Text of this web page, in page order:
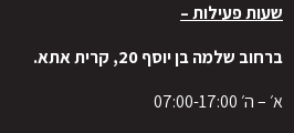
שעות פעילות –
ברחוב שלמה בן יוסף 20, קרית אתא.
א׳ – ה׳ 07:00-17:00